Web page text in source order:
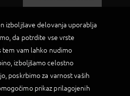
izboljšave delovanja uporablja
da potrdite vse vrste
tem vam lahko nudimo
izboljšamo celostno
poskrbimo za varnost vaših
prikaz prilagojenih